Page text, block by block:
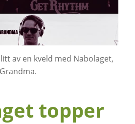
litt av en kveld med Nabolaget,
topper